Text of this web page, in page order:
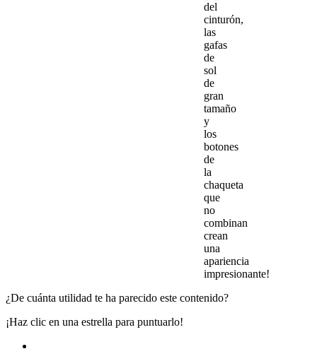
del
cinturón,
las
gafas
de
sol
de
gran
tamaño
y
los
botones
de
la
chaqueta
que
no
combinan
crean
una
apariencia
impresionante!
¿De cuánta utilidad te ha parecido este contenido?
¡Haz clic en una estrella para puntuarlo!